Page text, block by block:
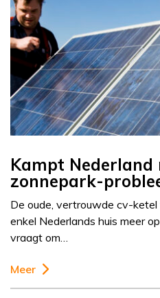
Kampt Nederland
zonnepark-
De oude, vertrouwde cv-
enkel Nederlands huis meer
vraagt om…
Meer